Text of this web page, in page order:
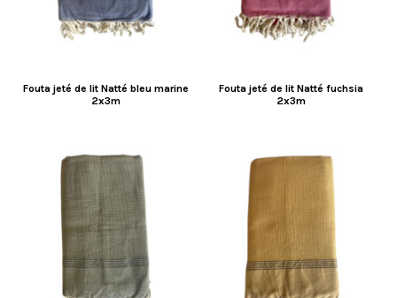
Fouta jeté de lit Natté bleu marine
2x3m
Fouta jeté de lit Natté fuchsia
2x3m